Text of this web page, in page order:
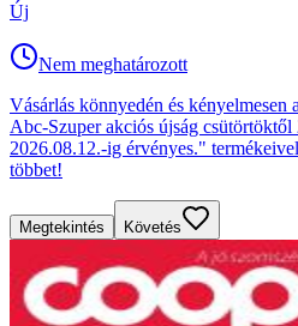
Új
Nem meghatározott
Vásárlás könnyedén és
Abc-Szuper akciós újság
2026.08.12.-ig érvényes."
többet!
Megtekintés Követés